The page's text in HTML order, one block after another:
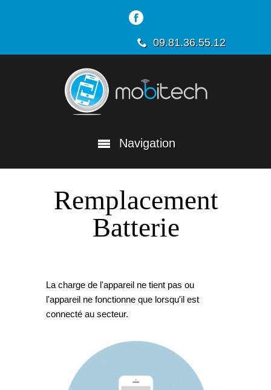
09.81.36.55.12
Navigation
Remplacement
Batterie
La charge de l'appareil ne tient pas ou
l'appareil ne fonctionne que lorsqu'il est
connecté au secteur.